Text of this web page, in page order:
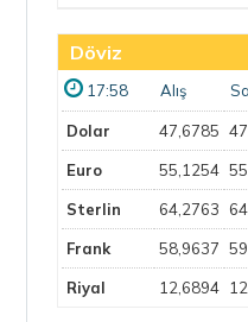
Döviz
17:58 Alış
Dolar 47,6785
Euro 55,1254
Sterlin 64,2763
Frank 58,9637
Riyal 12,6894